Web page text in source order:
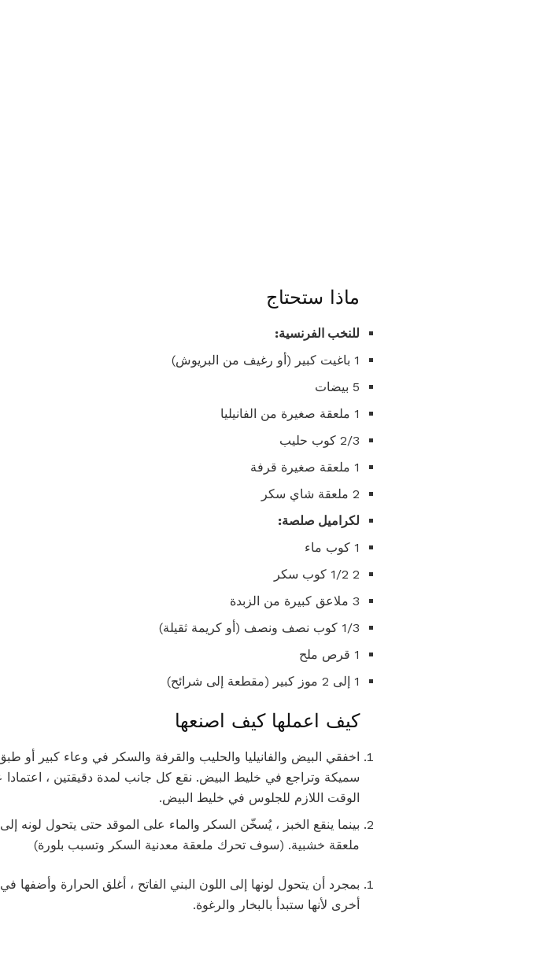
ماذا ستحتاج
للنخب الفرنسية:
1 باغيت كبير (أو رغيف من البريوش)
5 بيضات
1 ملعقة صغيرة من الفانيليا
2/3 كوب حليب
1 ملعقة صغيرة قرفة
2 ملعقة شاي سكر
لكراميل صلصة:
1 كوب ماء
2 1/2 كوب سكر
3 ملاعق كبيرة من الزبدة
1/3 كوب نصف ونصف (أو كريمة ثقيلة)
1 قرص ملح
1 إلى 2 موز كبير (مقطعة إلى شرائح)
كيف اعملها كيف اصنعها
اخفقي البيض والفانيليا والحليب والقرفة والسكر في وعاء كبير أو
سميكة وتراجع في خليط البيض. نقع كل جانب لمدة دقيقتين ، اعتمادا
الوقت اللازم للجلوس في خليط البيض.
بينما ينقع الخبز ، يُسخّن السكر والماء على الموقد حتى يتحول لونه
ملعقة خشبية. (سوف تحرك ملعقة معدنية السكر وتسبب بلورة)
بمجرد أن يتحول لونها إلى اللون البني الفاتح ، أغلق الحرارة وأضفها
أخرى لأنها ستبدأ بالبخار والرغوة.